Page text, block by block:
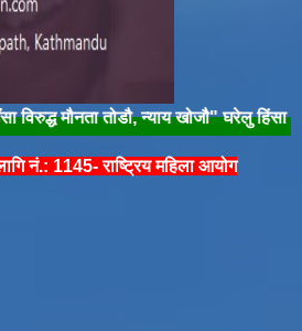
तोडौ, न्याय खोजौ" घरेलु हिंसा अन्त्य
नं.: 1145- राष्ट्रिय महिला आयोग